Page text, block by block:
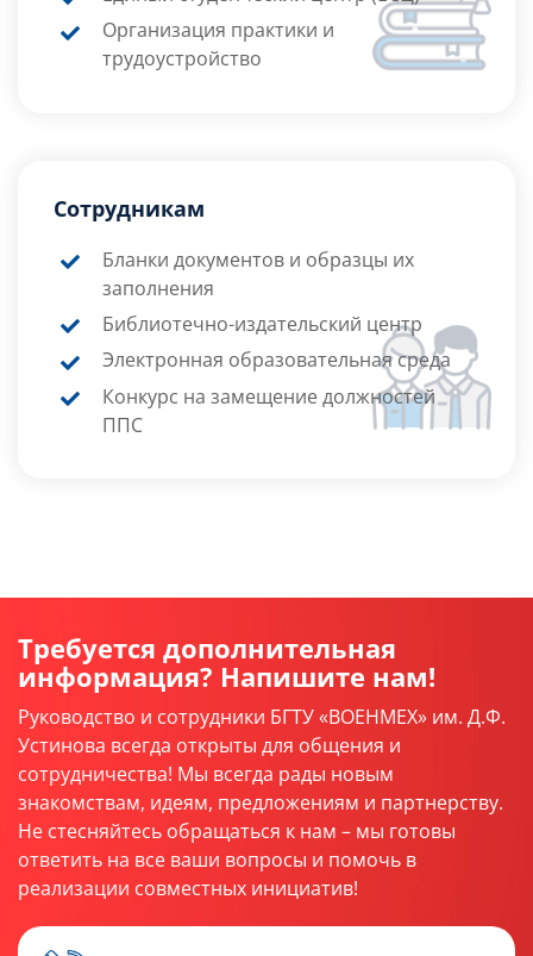
Организация практики и
трудоустройство
Сотрудникам
Бланки документов и образцы их
заполнения
Библиотечно-издательский центр
Электронная образовательная среда
Конкурс на замещение должностей
ППС
Требуется дополнительная
информация? Напишите нам!
Руководство и сотрудники БГТУ «ВОЕНМЕХ» им. Д.Ф.
Устинова всегда открыты для общения и
сотрудничества! Мы всегда рады новым
знакомствам, идеям, предложениям и партнерству.
Не стесняйтесь обращаться к нам – мы готовы
ответить на все ваши вопросы и помочь в
реализации совместных инициатив!